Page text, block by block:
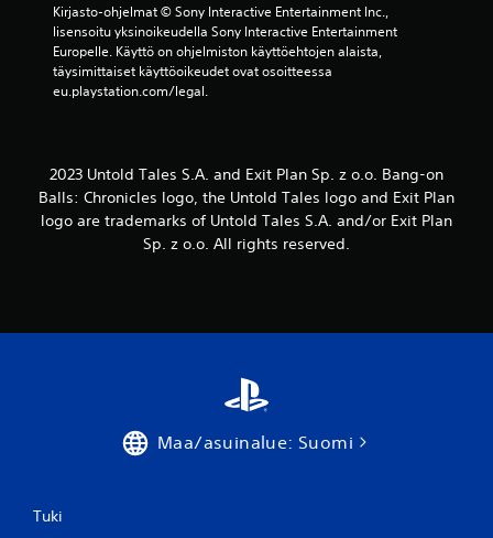
Kirjasto-ohjelmat © Sony Interactive Entertainment Inc.,
lisensoitu yksinoikeudella Sony Interactive Entertainment
Europelle. Käyttö on ohjelmiston käyttöehtojen alaista,
täysimittaiset käyttöoikeudet ovat osoitteessa
eu.playstation.com/legal.
2023 Untold Tales S.A. and Exit Plan Sp. z o.o. Bang-on
Balls: Chronicles logo, the Untold Tales logo and Exit Plan
logo are trademarks of Untold Tales S.A. and/or Exit Plan
Sp. z o.o. All rights reserved.
Maa/asuinalue: Suomi
Tuki